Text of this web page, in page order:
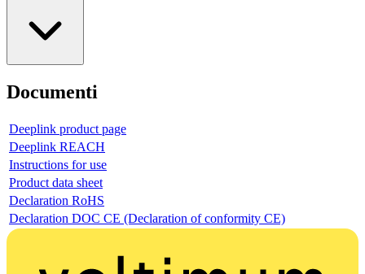
Documenti
Deeplink product page
Deeplink REACH
Instructions for use
Product data sheet
Declaration RoHS
Declaration DOC CE (Declaration of conformity CE)